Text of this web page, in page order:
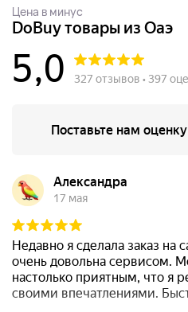
Цена в минус